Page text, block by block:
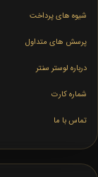
شیوه های پرداخت
پرسش های متداول
درباره لوستر سنتر
شماره کارت
تماس با ما